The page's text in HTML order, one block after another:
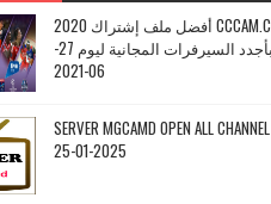
أفضل ملف إشتراك 2020 CCCAM.CFG
بأجدد السيرفرات المجانية ليوم 27-
06-2021
SERVER MGCAMD OPEN ALL CHANNEL
25-01-2025